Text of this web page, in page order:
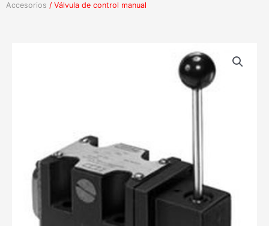
Accesorios / Válvula de control manual